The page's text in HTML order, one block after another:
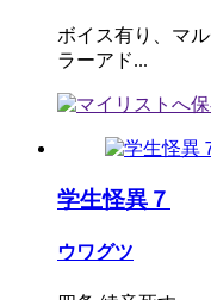
ボイス有り、マ
ラーアド...
学生怪異７
ウワグツ